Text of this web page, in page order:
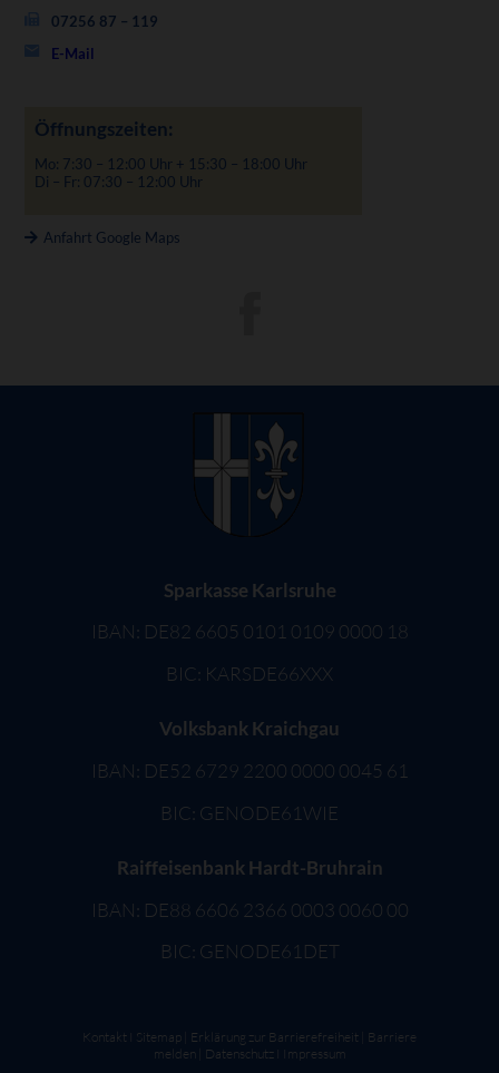
07256 87 – 119
E-Mail
Öffnungszeiten:
Mo: 7:30 – 12:00 Uhr + 15:30 – 18:00 Uhr
Di – Fr: 07:30 – 12:00 Uhr
Anfahrt Google Maps
Sparkasse Karlsruhe
IBAN: DE82 6605 0101 0109 0000 18
BIC: KARSDE66XXX
Volksbank Kraichgau
IBAN: DE52 6729 2200 0000 0045 61
BIC: GENODE61WIE
Raiffeisenbank Hardt-Bruhrain
IBAN: DE88 6606 2366 0003 0060 00
BIC: GENODE61DET
Kontakt Sitemap Erklärung zur Barrierefreiheit Barriere
melden
DatenschutzI Impressum